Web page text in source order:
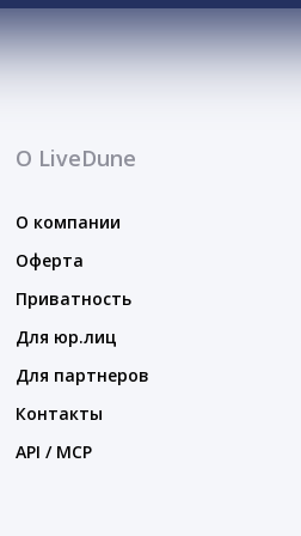
О LiveDune
О компании
Оферта
Приватность
Для юр.лиц
Для партнеров
Контакты
API / MCP